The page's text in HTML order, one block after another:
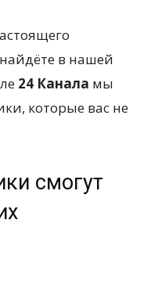
в нашей
24 Канала мы
которые вас не
смогут